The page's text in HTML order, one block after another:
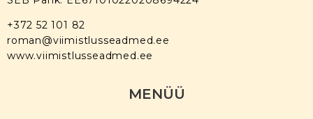
+372 52 101 82
roman@viimistlusseadmed.ee
www.viimistlusseadmed.ee
MENÜÜ